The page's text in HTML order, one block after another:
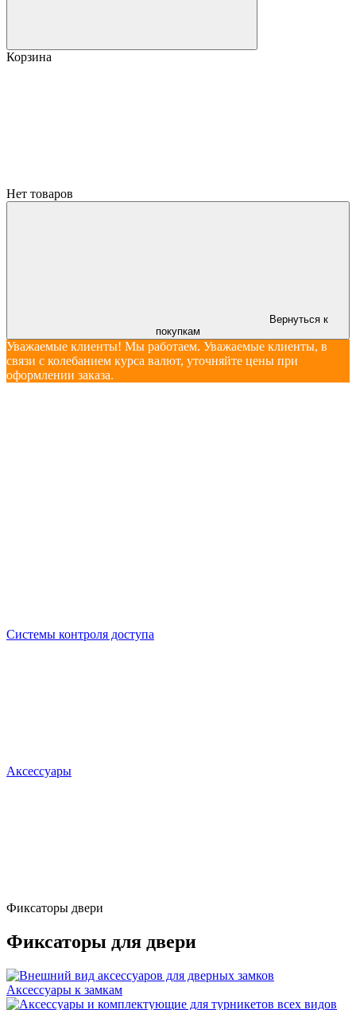
Корзина
Нет товаров
Вернуться к
покупкам
Уважаемые клиенты! Мы работаем. Уважаемые клиенты, в
связи с колебанием курса валют, уточняйте цены при
оформлении заказа.
Системы контроля доступа
Аксессуары
Фиксаторы двери
Фиксаторы для двери
Аксессуары к замкам